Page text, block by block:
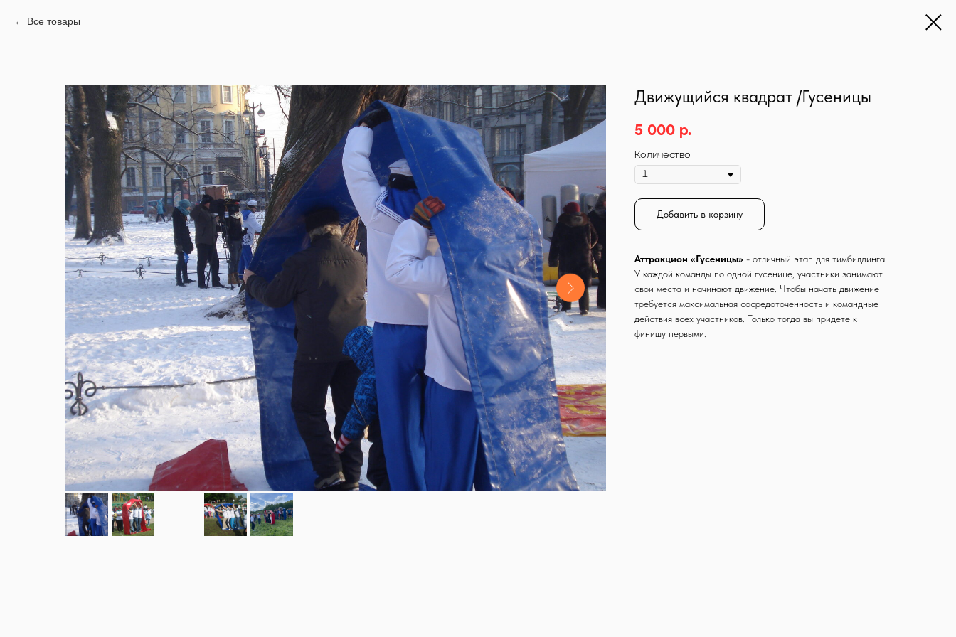
Все товары
Движущийся квадрат /Гусеницы
5 000 р.
Количество
Добавить в корзину
Аттракцион «Гусеницы» - отличный этап для тимбилдинга.
У каждой команды по одной гусенице, участники занимают
свои места и начинают движение. Чтобы начать движение
требуется максимальная сосредоточенность и командные
действия всех участников. Только тогда вы придете к
финишу первыми.